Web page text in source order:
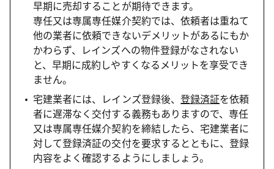
早期に売却することが期待できます。
専任又は専属専任媒介契約では、依頼者は重ねて
他の業者に依頼できないデメリットがあるにもか
かわらず、レインズへの物件登録がなされない
と、早期に成約しやすくなるメリットを享受でき
ません。
宅建業者には、レインズ登録後、 登録済証を依頼
者に遅滞なく交付する義務もありますので、専任
又は専属専任媒介契約を締結したら、宅建業者に
対して登録済証の交付を要求するとともに、登録
内容をよく確認するようにしましょう。